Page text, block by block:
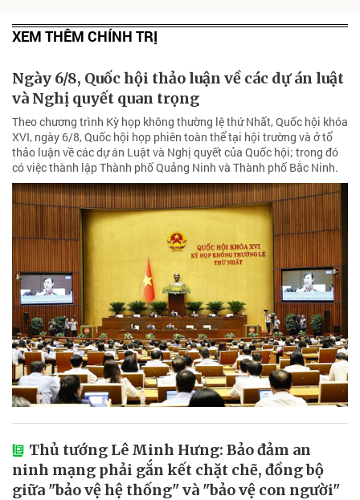
XEM THÊM CHÍNH TRỊ
Ngày 6/8, Quốc hội thảo luận về các dự án luật
và Nghị quyết quan trọng
Theo chương trình Kỳ họp không thường lệ thứ Nhất, Quốc hội khóa
XVI, ngày 6/8, Quốc hội họp phiên toàn thể tại hội trường và ở tổ
thảo luận về các dự án Luật và Nghị quyết của Quốc hội; trong đó
có việc thành lập Thành phố Quảng Ninh và Thành phố Bắc Ninh.
Thủ tướng Lê Minh Hưng: Bảo đảm an
ninh mạng phải gắn kết chặt chẽ, đồng bộ
giữa "bảo vệ hệ thống" và "bảo vệ con người"